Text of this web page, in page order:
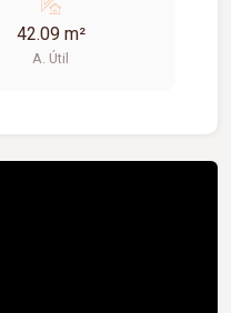
sofrem correção
06/2026 =
42.09 m²
A. Útil